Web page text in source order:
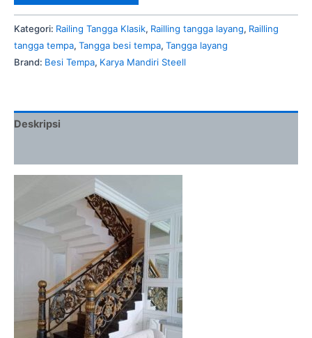
Kategori: Railing Tangga Klasik, Railling tangga layang, Railling
tangga tempa, Tangga besi tempa, Tangga layang
Brand: Besi Tempa, Karya Mandiri Steell
Deskripsi